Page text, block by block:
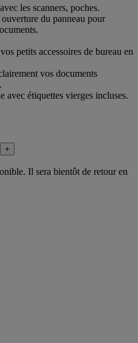
les scanners, poches.
du panneau pour
petits accessoires de bureau en
vos documents
avec étiquettes vierges incluses.
+
Il sera bientôt de retour en